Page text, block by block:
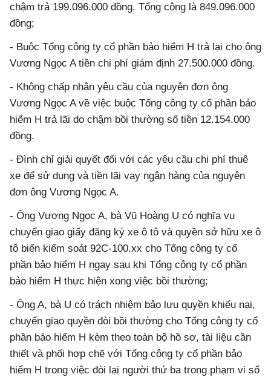
chậm trả 199.096.000 đồng. Tổng cộng là 849.096.000
đồng;
- Buộc Tổng công ty cổ phần bảo hiểm H trả lại cho ông
Vương Ngọc A tiền chi phí giám định 27.500.000 đồng.
- Không chấp nhận yêu cầu của nguyên đơn ông
Vương Ngọc A về việc buộc Tổng công ty cổ phần bảo
hiểm H trả lãi do chậm bồi thường số tiền 12.154.000
đồng.
- Đình chỉ giải quyết đối với các yêu cầu chi phí thuê
xe để sử dụng và tiền lãi vay ngân hàng của nguyên
đơn ông Vương Ngọc A.
- Ông Vương Ngọc A, bà Vũ Hoàng U có nghĩa vụ
chuyển giao giấy đăng ký xe ô tô và quyền sở hữu xe ô
tô biển kiểm soát 92C-100.xx cho Tổng công ty cổ
phần bảo hiểm H ngay sau khi Tổng công ty cổ phần
bảo hiểm H thực hiện xong việc bồi thường;
- Ông A, bà U có trách nhiệm bảo lưu quyền khiếu nại,
chuyển giao quyền đòi bồi thường cho Tổng công ty cổ
phần bảo hiểm H kèm theo toàn bộ hồ sơ, tài liệu cần
thiết và phối hợp chẽ với Tổng công ty cổ phần bảo
hiểm H trong việc đòi lại người thứ ba trong phạm vi số